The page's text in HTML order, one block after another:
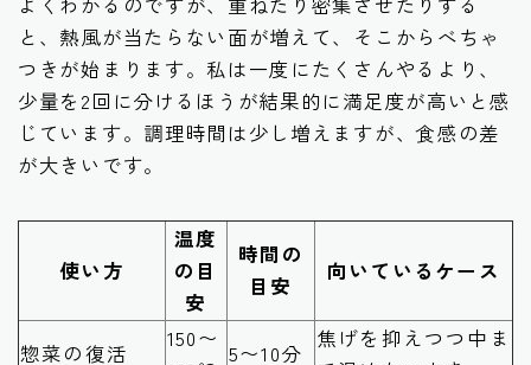
と、熱風が当たらない面が増えて、そこからべちゃ
つきが始まります。私は一度にたくさんやるより、
少量を2回に分けるほうが結果的に満足度が高いと感
じています。調理時間は少し増えますが、食感の差
が大きいです。
使い方
温度
の目
安
時間の
目安
向いているケース
惣菜の復活
150〜
5〜10分
焦げを抑えつつ中ま